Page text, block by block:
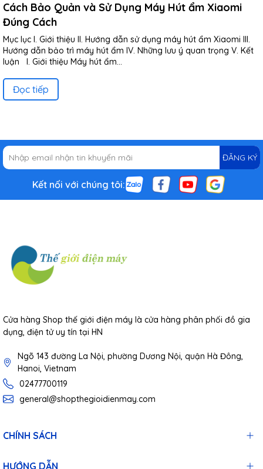
Cách Bảo Quản và Sử Dụng Máy Hút ẩm Xiaomi
Đúng Cách
Mục lục I. Giới thiệu II. Hướng dẫn sử dụng máy hút ẩm Xiaomi III.
Hướng dẫn bảo trì máy hút ẩm IV. Những lưu ý quan trọng V. Kết
luận I. Giới thiệu Máy hút ẩm...
Đọc tiếp
ĐĂNG KÝ
Kết nối với chúng tôi:
Cửa hàng Shop thế giới điện máy là cửa hàng phân phối đồ gia
dụng, điện tử uy tín tại HN
Ngõ 143 đường La Nội, phường Dương Nội, quận Hà Đông,
Hanoi, Vietnam
02477700119
general@shopthegioidienmay.com
CHÍNH SÁCH
HƯỚNG DẪN